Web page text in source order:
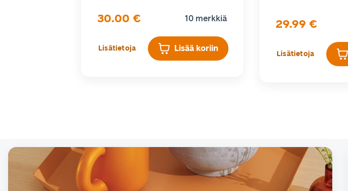
30.00 € 10 merkkiä
Lisätietoja Lisää koriin
29.99 €
Lisätietoja